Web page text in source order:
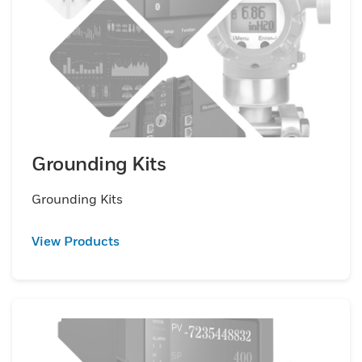
Grounding Kits
Grounding Kits
View Products